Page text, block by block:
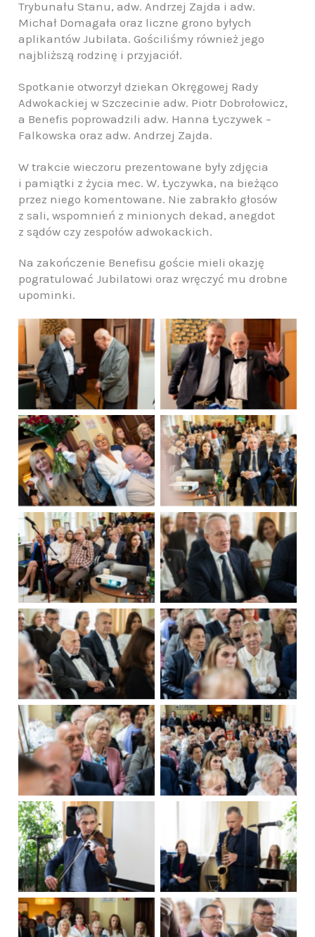
Trybunału Stanu, adw. Andrzej Zajda i adw.
Michał Domagała oraz liczne grono byłych
aplikantów Jubilata. Gościliśmy również jego
najbliższą rodzinę i przyjaciół.
Spotkanie otworzył dziekan Okręgowej Rady
Adwokackiej w Szczecinie adw. Piotr Dobrołowicz,
a Benefis poprowadzili adw. Hanna Łyczywek –
Falkowska oraz adw. Andrzej Zajda.
W trakcie wieczoru prezentowane były zdjęcia
i pamiątki z życia mec. W. Łyczywka, na bieżąco
przez niego komentowane. Nie zabrakło głosów
z sali, wspomnień z minionych dekad, anegdot
z sądów czy zespołów adwokackich.
Na zakończenie Benefisu goście mieli okazję
pogratulować Jubilatowi oraz wręczyć mu drobne
upominki.